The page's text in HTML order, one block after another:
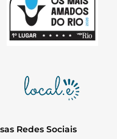
Redes Sociais